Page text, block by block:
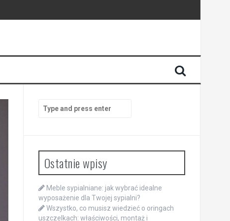
Search
for:
Ostatnie wpisy
Meble sypialniane: jak wybrać idealne
wyposażenie dla Twojej sypialni?
Wszystko, co musisz wiedzieć o oringach
uszczelkach: właściwości, montaż i